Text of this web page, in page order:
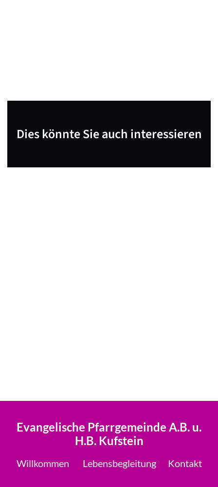
Dies könnte Sie auch interessieren
Evangelische Pfarrgemeinde A.B. u.
H.B. Kufstein
Willkommen Lebensbegleitung Kontakt